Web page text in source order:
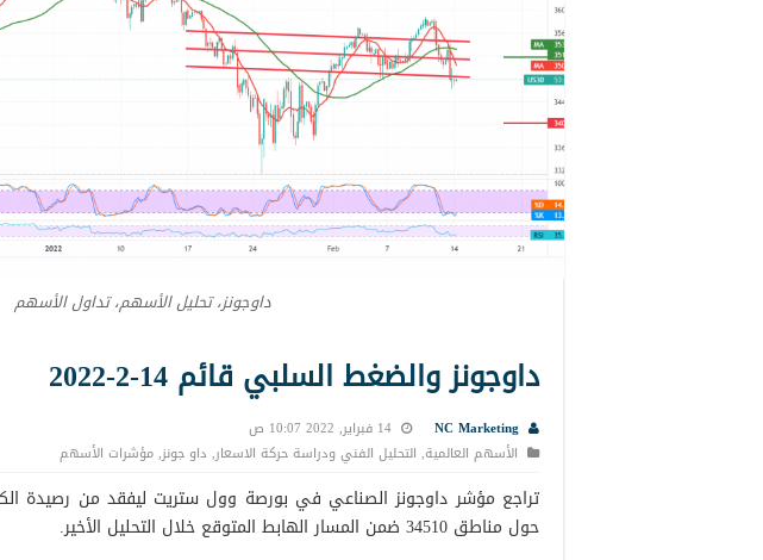
داوجونز، تحليل الأسهم، تداول الأسهم
داوجونز والضغط السلبي قائم 14-2-2022
NC Marketing
14 فبراير, 2022 10:07 ص
الأسهم العالمية, التحليل الفني ودراسة حركة الاسعار, داو جونز,مؤشرات الأسهم
تراجع مؤشر داوجونز الصناعي في بورصة وول ستريت ليفقد من رصيدة
حول مناطق 34510 ضمن المسار الهابط المتوقع خلال التحليل الأخير.